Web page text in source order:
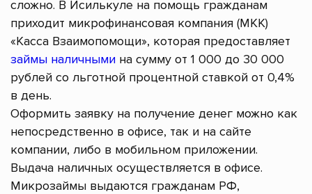
сложно. В Исилькуле на помощь гражданам
приходит микрофинансовая компания (МКК)
«Касса Взаимопомощи», которая предоставляет
займы наличными на сумму от 1 000 до 30 000
рублей со льготной процентной ставкой от 0,4%
в день.
Оформить заявку на получение денег можно как
непосредственно в офисе, так и на сайте
компании, либо в мобильном приложении.
Выдача наличных осуществляется в офисе.
Микрозаймы выдаются гражданам РФ,